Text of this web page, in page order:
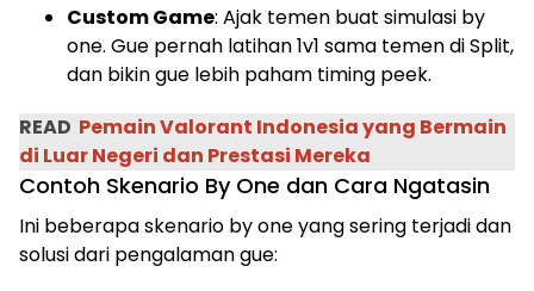
Custom Game: Ajak temen buat simulasi by
one. Gue pernah latihan 1v1 sama temen di Split,
dan bikin gue lebih paham timing peek.
READ Pemain Valorant Indonesia yang Bermain
di Luar Negeri dan Prestasi Mereka
Contoh Skenario By One dan Cara Ngatasin
Ini beberapa skenario by one yang sering terjadi dan
solusi dari pengalaman gue: